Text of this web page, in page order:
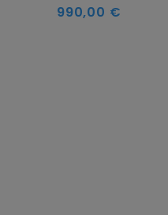
Kaina
990,00 €